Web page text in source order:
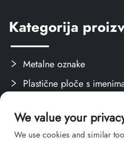
Kategorija
Metalne oznake
Plastične ploče s
Stvari za obuku
We value your
We use cookies and similar